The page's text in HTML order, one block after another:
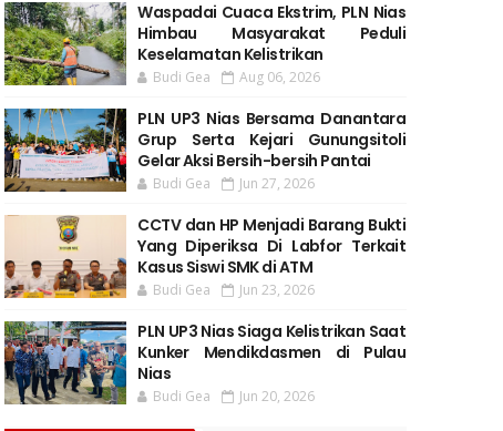
Waspadai Cuaca Ekstrim, PLN Nias
Himbau Masyarakat Peduli
Keselamatan Kelistrikan
Budi Gea Aug 06, 2026
PLN UP3 Nias Bersama Danantara
Grup Serta Kejari Gunungsitoli
Gelar Aksi Bersih-bersih Pantai
Budi Gea Jun 27, 2026
CCTV dan HP Menjadi Barang Bukti
Yang Diperiksa Di Labfor Terkait
Kasus Siswi SMK di ATM
Budi Gea Jun 23, 2026
PLN UP3 Nias Siaga Kelistrikan Saat
Kunker Mendikdasmen di Pulau
Nias
Budi Gea Jun 20, 2026